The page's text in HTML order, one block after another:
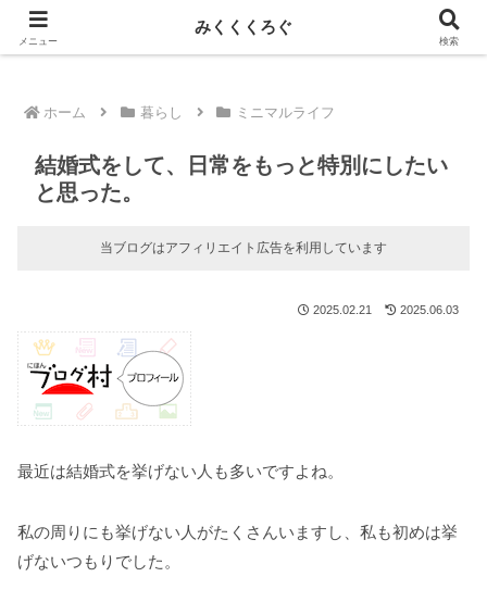
新しい記事はnoteに投稿しています！
ホーム 暮らし ミニマルライフ
結婚式をして、日常をもっと特別にしたい
と思った。
当ブログはアフィリエイト広告を利用しています
2025.02.21 2025.06.03
最近は結婚式を挙げない人も多いですよね。
私の周りにも挙げない人がたくさんいますし、私も初めは挙
げないつもりでした。
メニュー
みくくくろぐ
検索